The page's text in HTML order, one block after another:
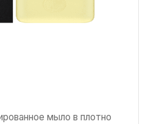
мыло в плотно